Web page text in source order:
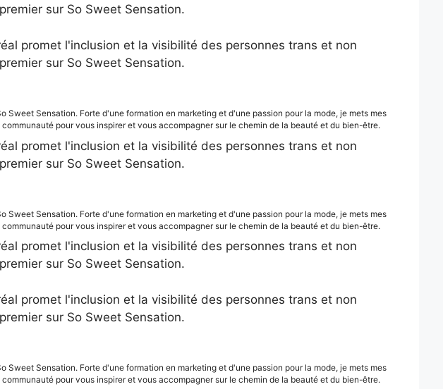
sur So Sweet Sensation.
promet l'inclusion et la visibilité des personnes trans et non
sur So Sweet Sensation.
Sweet Sensation. Forte d'une formation en marketing et d'une passion pour la mode, je mets mes
pour vous inspirer et vous accompagner sur le chemin de la beauté et du bien-être.
promet l'inclusion et la visibilité des personnes trans et non
sur So Sweet Sensation.
Sweet Sensation. Forte d'une formation en marketing et d'une passion pour la mode, je mets mes
pour vous inspirer et vous accompagner sur le chemin de la beauté et du bien-être.
promet l'inclusion et la visibilité des personnes trans et non
sur So Sweet Sensation.
promet l'inclusion et la visibilité des personnes trans et non
sur So Sweet Sensation.
Sweet Sensation. Forte d'une formation en marketing et d'une passion pour la mode, je mets mes
pour vous inspirer et vous accompagner sur le chemin de la beauté et du bien-être.